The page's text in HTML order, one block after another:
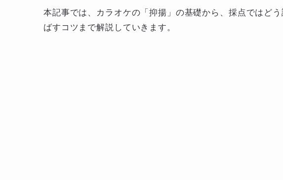
本記事では、カラオケの「抑揚」の基礎から、採点ではど
ばすコツまで解説していきます。